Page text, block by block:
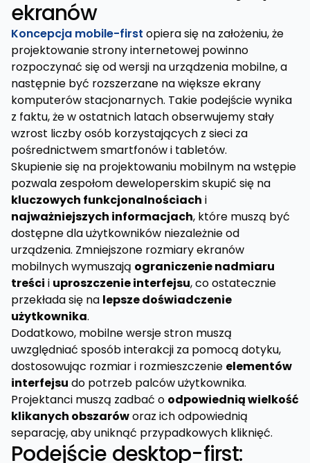
ekranów
Koncepcja mobile-first opiera się na założeniu, że
projektowanie strony internetowej powinno
rozpoczynać się od wersji na urządzenia mobilne, a
następnie być rozszerzane na większe ekrany
komputerów stacjonarnych. Takie podejście wynika
z faktu, że w ostatnich latach obserwujemy stały
wzrost liczby osób korzystających z sieci za
pośrednictwem smartfonów i tabletów.
Skupienie się na projektowaniu mobilnym na wstępie
pozwala zespołom deweloperskim skupić się na
kluczowych funkcjonalnościach i
najważniejszych informacjach, które muszą być
dostępne dla użytkowników niezależnie od
urządzenia. Zmniejszone rozmiary ekranów
mobilnych wymuszają ograniczenie nadmiaru
treści i uproszczenie interfejsu, co ostatecznie
przekłada się na lepsze doświadczenie
użytkownika.
Dodatkowo, mobilne wersje stron muszą
uwzględniać sposób interakcji za pomocą dotyku,
dostosowując rozmiar i rozmieszczenie elementów
interfejsu do potrzeb palców użytkownika.
Projektanci muszą zadbać o odpowiednią wielkość
klikanych obszaróworaz ich odpowiednią
separację, aby uniknąć przypadkowych kliknięć.
Podejście desktop-first: